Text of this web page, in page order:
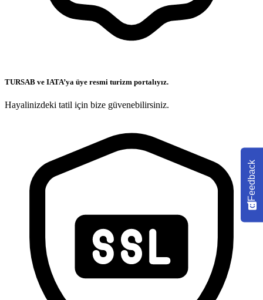
TURSAB ve IATA’ya üye resmi turizm portalıyız.
Hayalinizdeki tatil için bize güvenebilirsiniz.
Feedback